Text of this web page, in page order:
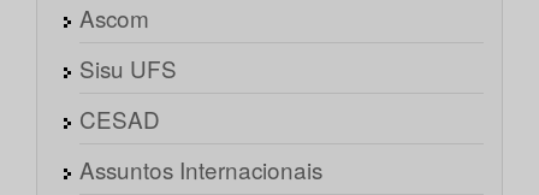
Ascom
Sisu UFS
CESAD
Assuntos Internacionais